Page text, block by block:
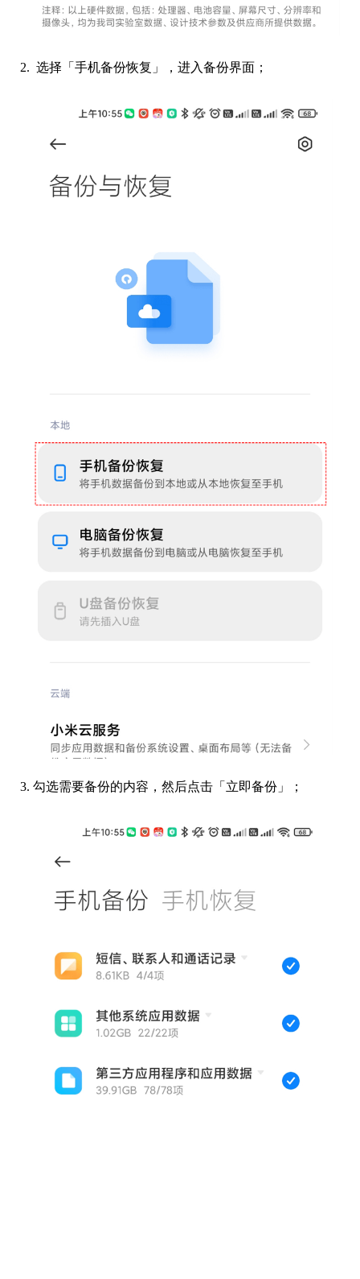
2. 选择「手机备份恢复」，进入备份界面；
3. 勾选需要备份的内容，然后点击「立即备份」；